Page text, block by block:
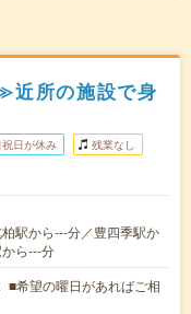
所の施設で身
祝日が休み 残業なし
駅から---分／豊四季駅か
ら---分
■希望の曜日があればご相